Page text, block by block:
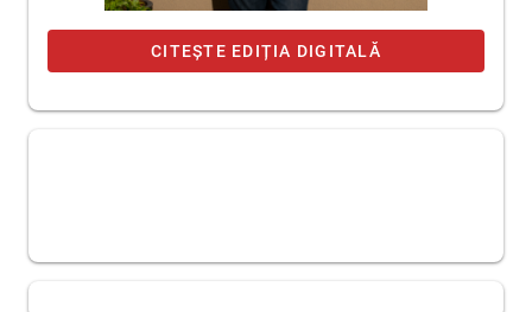
CITEȘTE EDIȚIA DIGITALĂ